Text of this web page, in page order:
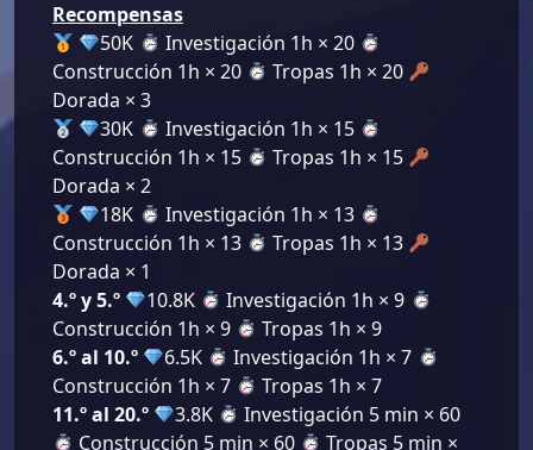
Recompensas
50K
Investigación 1h × 20
Construcción 1h × 20
Tropas 1h × 20
Dorada × 3
30K
Investigación 1h × 15
Construcción 1h × 15
Tropas 1h × 15
Dorada × 2
18K
Investigación 1h × 13
Construcción 1h × 13
Tropas 1h × 13
Dorada × 1
4.º y 5.º
10.8K
Investigación 1h × 9
Construcción 1h × 9
Tropas 1h × 9
6.º al 10.º
6.5K
Investigación 1h × 7
Construcción 1h × 7
Tropas 1h × 7
11.º al 20.º
3.8K
Investigación 5 min × 60
Construcción 5 min × 60
Tropas 5 min ×